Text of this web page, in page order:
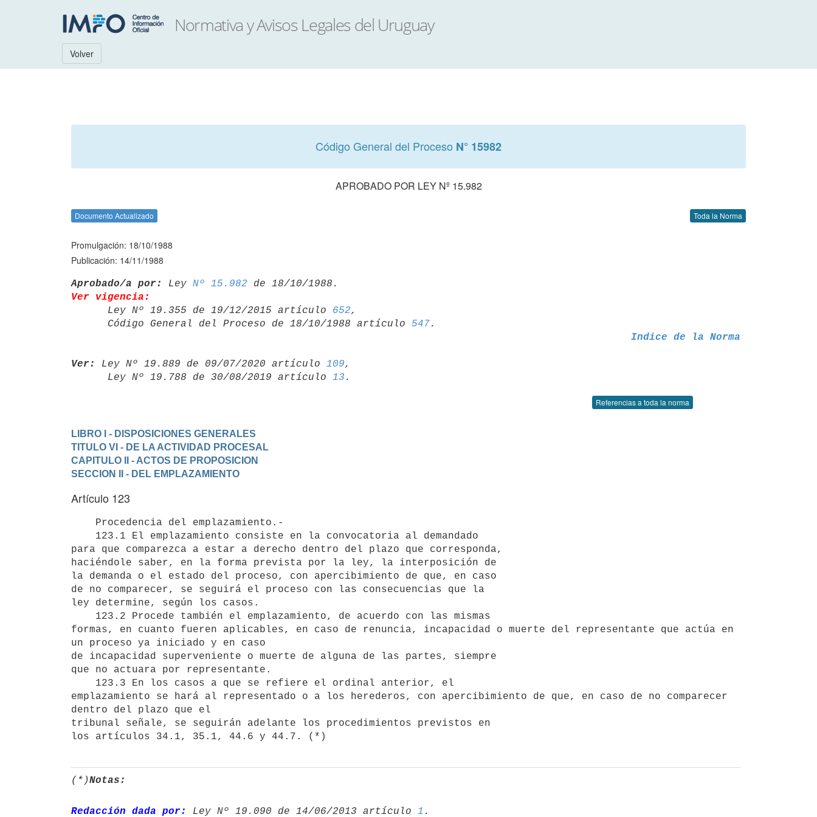
Volver
Código General del Proceso N° 15982
APROBADO POR LEY Nº 15.982
Documento Actualizado Toda la Norma
Promulgación: 18/10/1988
Publicación: 14/11/1988
Aprobado/a por: Ley Nº 15.982
Ver vigencia:
Ley Nº 19.355 de 19/12/2015 artículo 652,
      Código General del Proceso de 18/10/1988 artículo
547
Indice de la Norma
Ver: Ley Nº 19.889 de 09/07/2020 artículo 109,
      Ley Nº 19.788 de 30/08/2019 artículo
13
Referencias a toda la norma
LIBRO I - DISPOSICIONES GENERALES
TITULO VI - DE LA ACTIVIDAD PROCESAL
CAPITULO II - ACTOS DE PROPOSICION
SECCION II - DEL EMPLAZAMIENTO
Artículo 123
para que comparezca a estar a derecho dentro del plazo que corresponda,
haciéndole saber, en la forma prevista por la ley, la interposición de
la demanda o el estado del proceso, con apercibimiento de que, en caso
de no comparecer, se seguirá el proceso con las consecuencias que la
ley determine, según los casos.
formas, en cuanto fueren aplicables, en caso de renuncia, incapacidad o muerte del representante que actúa en
un proceso ya iniciado y en caso
de incapacidad superveniente o muerte de alguna de las partes, siempre
que no actuara por representante.
emplazamiento se hará al representado o a los herederos, con apercibimiento de que, en caso de no comparecer
dentro del plazo que el
tribunal señale, se seguirán adelante los procedimientos previstos en
los artículos 34.1, 35.1, 44.6 y 44.7. (*)
(*)Notas:
Redacción dada por: Ley Nº 19.090 de 14/06/2013 artículo 1